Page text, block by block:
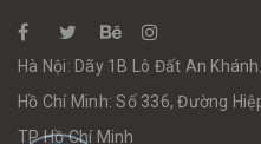
Hà Nội: Dãy 1B Lô Đất An
Hồ Chí Minh: Số 336, Đường
TP Hồ Chí Minh